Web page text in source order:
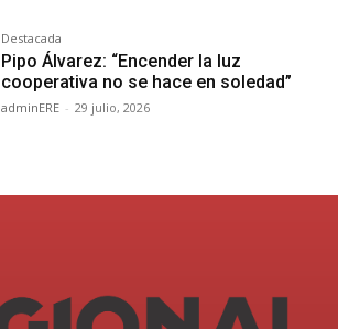
Destacada
Pipo Álvarez: “Encender la luz
cooperativa no se hace en soledad”
adminERE - 29 julio, 2026